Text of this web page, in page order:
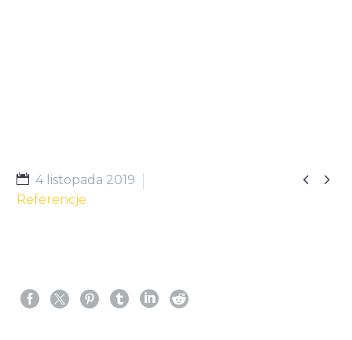
 
4 listopada 2019
Referencje